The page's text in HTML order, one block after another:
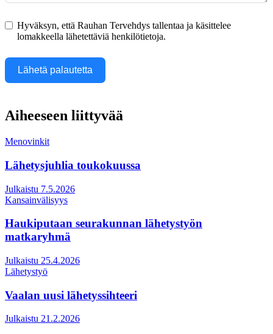
Hyväksyn, että Rauhan Tervehdys tallentaa ja käsittelee
lomakkeella lähetettäviä henkilötietoja.
Lähetä palautetta
Aiheeseen liittyvää
Menovinkit
Lähetysjuhlia toukokuussa
Julkaistu 7.5.2026
Kansainvälisyys
Haukiputaan seurakunnan lähetystyön
matkaryhmä
Julkaistu 25.4.2026
Lähetystyö
Vaalan uusi lähetyssihteeri
Julkaistu 21.2.2026